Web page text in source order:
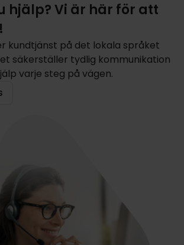
hjälp? Vi är här för att
kundtjänst på det lokala språket
säkerställer tydlig kommunikation
varje steg på vägen.